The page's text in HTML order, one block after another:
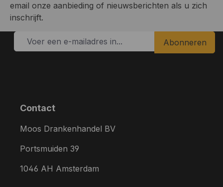
email onze aanbieding of nieuwsberichten als u zich
inschrijft.
Abonneren
Contact
Moos Drankenhandel BV
Portsmuiden 39
1046 AH Amsterdam